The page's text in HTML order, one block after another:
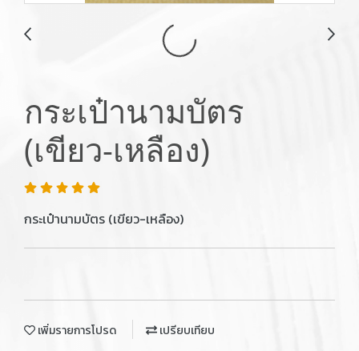
กระเป๋านามบัตร
(เขียว-เหลือง)
กระเป๋านามบัตร (เขียว-เหลือง)
เพิ่มรายการโปรด เปรียบเทียบ